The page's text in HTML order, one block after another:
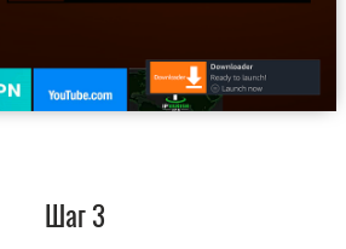
Шаг 3